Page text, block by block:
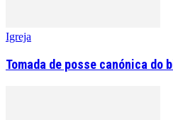
Igreja
Tomada de posse canónica do